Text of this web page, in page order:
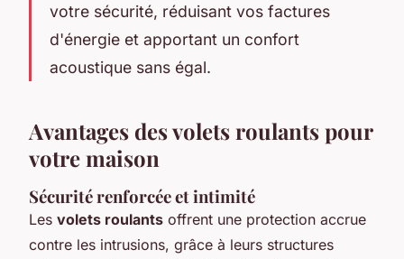
votre sécurité, réduisant vos factures
d'énergie et apportant un confort
acoustique sans égal.
Avantages des volets roulants pour
votre maison
Sécurité renforcée et intimité
Les volets roulants offrent une protection accrue
contre les intrusions, grâce à leurs structures